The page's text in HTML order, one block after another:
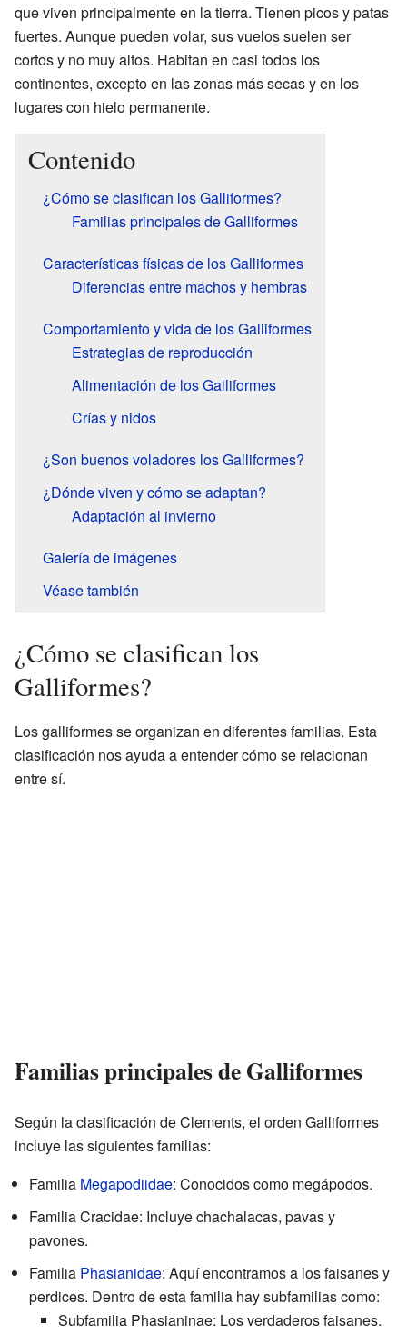
que viven principalmente en la tierra. Tienen picos y patas
fuertes. Aunque pueden volar, sus vuelos suelen ser
cortos y no muy altos. Habitan en casi todos los
continentes, excepto en las zonas más secas y en los
lugares con hielo permanente.
Contenido
¿Cómo se clasifican los Galliformes?
Familias principales de Galliformes
Características físicas de los Galliformes
Diferencias entre machos y hembras
Comportamiento y vida de los Galliformes
Estrategias de reproducción
Alimentación de los Galliformes
Crías y nidos
¿Son buenos voladores los Galliformes?
¿Dónde viven y cómo se adaptan?
Adaptación al invierno
Galería de imágenes
Véase también
¿Cómo se clasifican los
Galliformes?
Los galliformes se organizan en diferentes familias. Esta
clasificación nos ayuda a entender cómo se relacionan
entre sí.
Familias principales de Galliformes
Según la clasificación de Clements, el orden Galliformes
incluye las siguientes familias:
Familia Megapodiidae: Conocidos como megápodos.
Familia Cracidae: Incluye chachalacas, pavas y
pavones.
Familia Phasianidae: Aquí encontramos a los faisanes y
perdices. Dentro de esta familia hay subfamilias como:
Subfamilia Phasianinae: Los verdaderos faisanes.